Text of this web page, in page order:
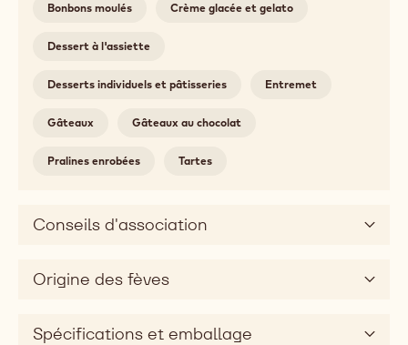
Bonbons moulés Crème glacée et gelato
Dessert à l'assiette
Desserts individuels et pâtisseries Entremet
Gâteaux Gâteaux au chocolat
Pralines enrobées Tartes
Conseils d'association
Origine des fèves
Spécifications et emballage